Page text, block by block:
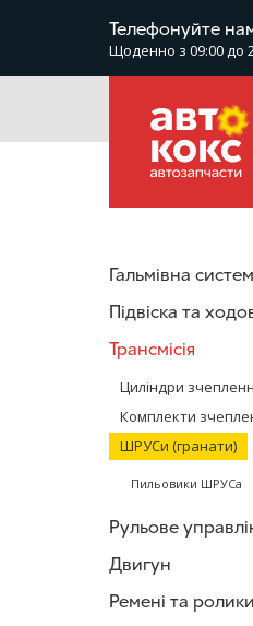
Щоденно з 09:00 до
Гальмівна
Підвіска та
Трансмісія
Циліндри
Комплекти
ШРУСи (гранати)
Пильовики ШРУСа
Рульове
Двигун
Ремені та ролики